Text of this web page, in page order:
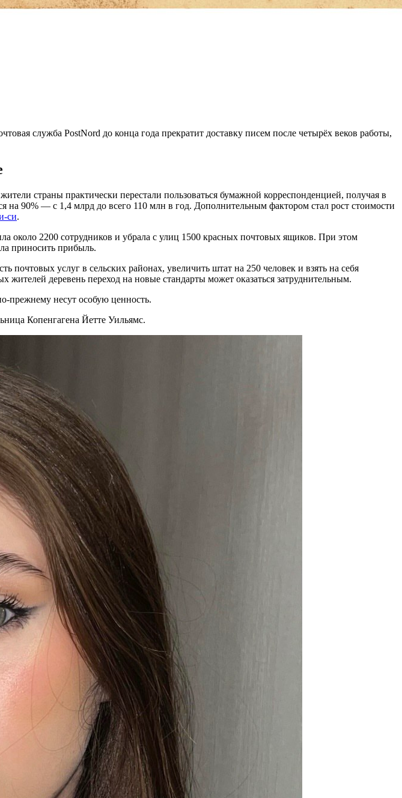
служба PostNord до конца года прекратит доставку писем после четырёх веков работы,
страны практически перестали пользоваться бумажной корреспонденцией, получая в
90% — с 1,4 млрд до всего 110 млн в год. Дополнительным фактором стал рост стоимости
си.
около 2200 сотрудников и убрала с улиц 1500 красных почтовых ящиков. При этом
приносить прибыль.
услуг в сельских районах, увеличить штат на 250 человек и взять на себя
деревень переход на новые стандарты может оказаться затруднительным.
прежнему несут особую ценность.
Копенгагена Йетте Уильямс.